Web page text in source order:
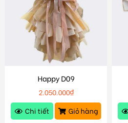
Happy D09
2.050.000₫
Chi tiết
Giỏ hàng